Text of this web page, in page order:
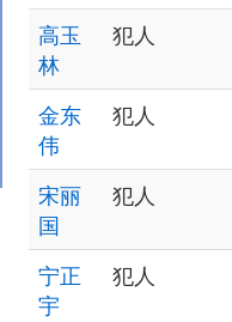
高玉
林
犯人
金东
伟
犯人
宋丽
国
犯人
宁正
宇
犯人